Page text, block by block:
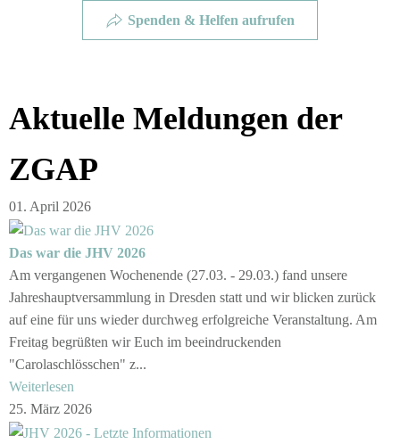
Spenden & Helfen aufrufen
Aktuelle Meldungen der
ZGAP
01. April 2026
Das war die JHV 2026
Am vergangenen Wochenende (27.03. - 29.03.) fand unsere
Jahreshauptversammlung in Dresden statt und wir blicken zurück
auf eine für uns wieder durchweg erfolgreiche Veranstaltung. Am
Freitag begrüßten wir Euch im beeindruckenden
"Carolaschlösschen" z...
Weiterlesen
25. März 2026